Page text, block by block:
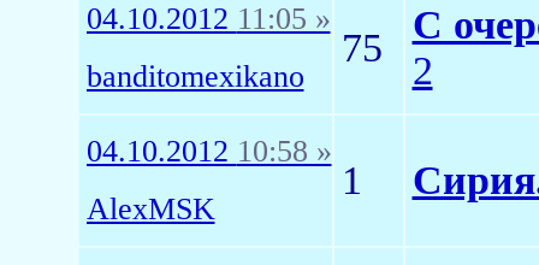
04.10.2012 11:05 »
banditomexikano
75
С
2
04.10.2012 10:58 »
AlexMSK
1